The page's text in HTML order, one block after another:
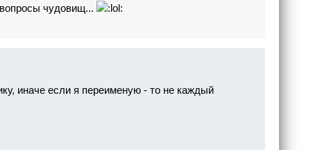
чудовищ...
иначе если я переименую - то не каждый